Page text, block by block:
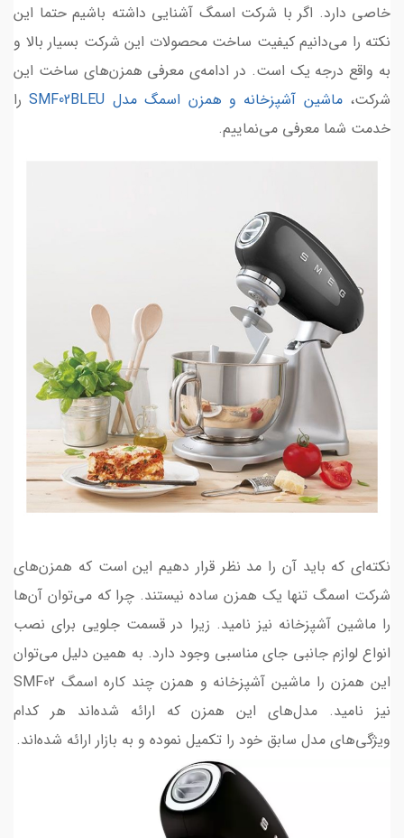
خاصی دارد. اگر با شرکت اسمگ آشنایی داشته باشیم حتما این
نکته را می‌دانیم کیفیت ساخت محصولات این شرکت بسیار بالا و
به واقع درجه یک است. در ادامه‌ی معرفی همزن‌های ساخت این
شرکت،ماشین آشپزخانه و همزن اسمگ مدل SMF02BLEU
را
خدمت شما معرفی می‌نماییم.
نکته‌ای که باید آن را مد نظر قرار دهیم این است که همزن‌های
شرکت اسمگ تنها یک همزن ساده نیستند. چرا که می‌توان آن‌ها
را ماشین آشپزخانه نیز نامید. زیرا در قسمت جلویی برای نصب
انواع لوازم جانبی جای مناسبی وجود دارد. به همین دلیل می‌توان
این همزن را ماشین آشپزخانه و همزن چند کاره اسمگ SMF02
نیز نامید. مدل‌های این همزن که ارائه شده‌اند هر کدام
ویژگی‌های مدل سابق خود را تکمیل نموده و به بازار ارائه شده‌اند.